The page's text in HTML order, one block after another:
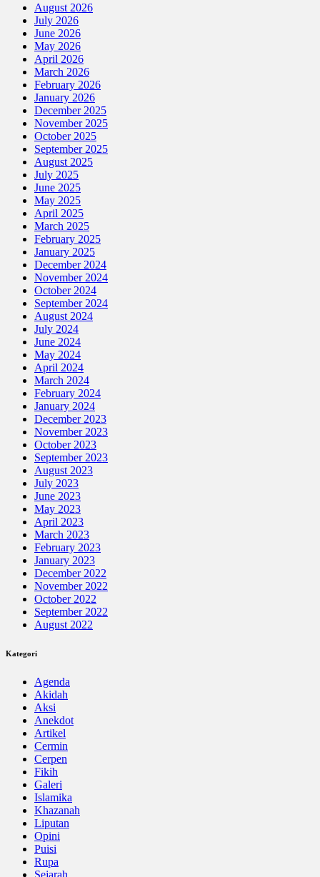
August 2026
July 2026
June 2026
May 2026
April 2026
March 2026
February 2026
January 2026
December 2025
November 2025
October 2025
September 2025
August 2025
July 2025
June 2025
May 2025
April 2025
March 2025
February 2025
January 2025
December 2024
November 2024
October 2024
September 2024
August 2024
July 2024
June 2024
May 2024
April 2024
March 2024
February 2024
January 2024
December 2023
November 2023
October 2023
September 2023
August 2023
July 2023
June 2023
May 2023
April 2023
March 2023
February 2023
January 2023
December 2022
November 2022
October 2022
September 2022
August 2022
Kategori
Agenda
Akidah
Aksi
Anekdot
Artikel
Cermin
Cerpen
Fikih
Galeri
Islamika
Khazanah
Liputan
Opini
Puisi
Rupa
Sejarah